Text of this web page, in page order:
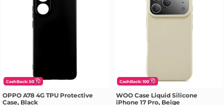
CashBack: 50
OPPO A78 4G TPU Protective
Case, Black
CashBack: 100
WOO Case Liquid Silicone
iPhone 17 Pro, Beige